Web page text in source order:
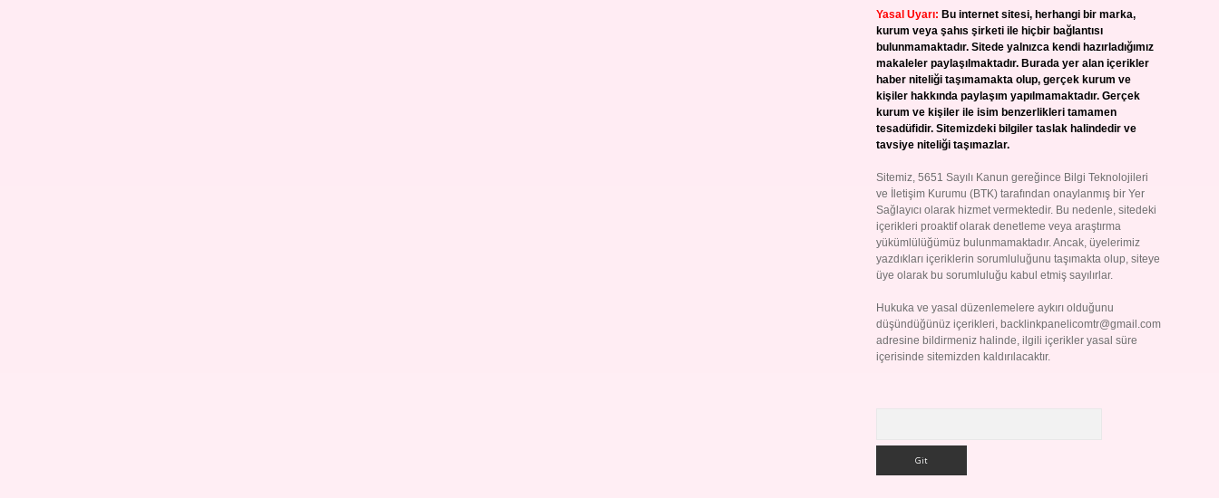
Yasal Uyarı: Bu internet sitesi, herhangi bir marka,
kurum veya şahıs şirketi ile hiçbir bağlantısı
bulunmamaktadır. Sitede yalnızca kendi hazırladığımız
makaleler paylaşılmaktadır. Burada yer alan içerikler
haber niteliği taşımamakta olup, gerçek kurum ve
kişiler hakkında paylaşım yapılmamaktadır. Gerçek
kurum ve kişiler ile isim benzerlikleri tamamen
tesadüfidir. Sitemizdeki bilgiler taslak halindedir ve
tavsiye niteliği taşımazlar.
Sitemiz, 5651 Sayılı Kanun gereğince Bilgi Teknolojileri
ve İletişim Kurumu (BTK) tarafından onaylanmış bir Yer
Sağlayıcı olarak hizmet vermektedir. Bu nedenle, sitedeki
içerikleri proaktif olarak denetleme veya araştırma
yükümlülüğümüz bulunmamaktadır. Ancak, üyelerimiz
yazdıkları içeriklerin sorumluluğunu taşımakta olup, siteye
üye olarak bu sorumluluğu kabul etmiş sayılırlar.
Hukuka ve yasal düzenlemelere aykırı olduğunu
düşündüğünüz içerikleri, backlinkpanelicomtr@gmail.com
adresine bildirmeniz halinde, ilgili içerikler yasal süre
içerisinde sitemizden kaldırılacaktır.